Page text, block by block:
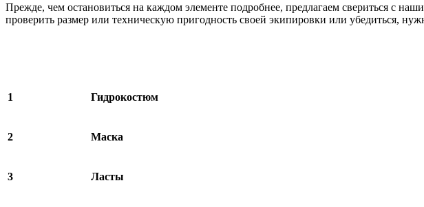
Прежде, чем остановиться на каждом элементе подробнее, предлагаем свериться с
проверить размер или техническую пригодность своей экипировки или убедиться,
1 Гидрокостюм
2 Маска
3 Ласты